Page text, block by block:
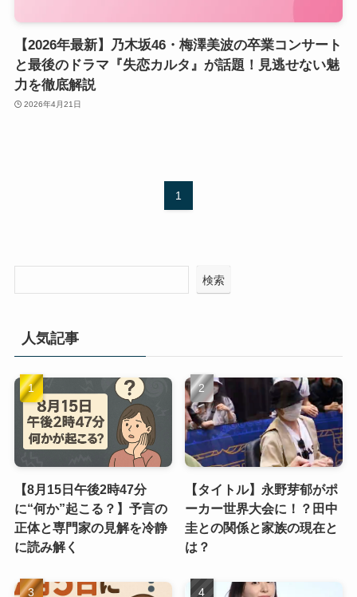
【2026年最新】乃木坂46・梅澤美波の卒業コンサート
と最後のドラマ『失恋カルタ』が話題！見逃せない魅
力を徹底解説
2026年4月21日
1
検索
人気記事
【8月15日午後2時47分
に“何か”起こる？】予言の
正体と専門家の見解を冷静
に読み解く
【タイトル】永野芽郁がポ
ーカー世界大会に！？田中
圭との関係と家族の現在と
は？